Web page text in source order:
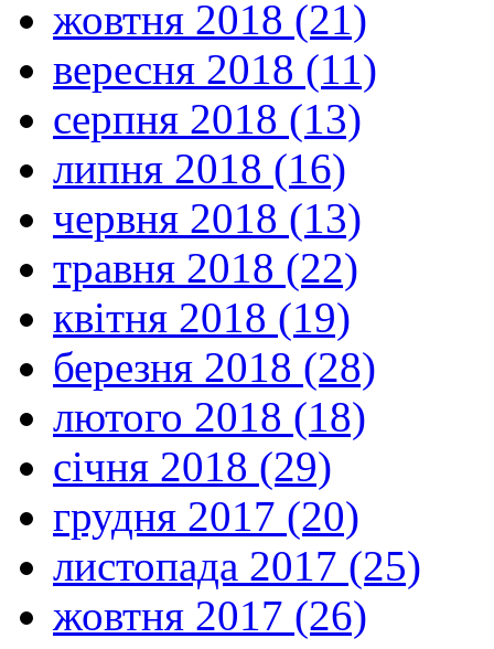
жовтня 2018 (21)
вересня 2018 (11)
серпня 2018 (13)
липня 2018 (16)
червня 2018 (13)
травня 2018 (22)
квітня 2018 (19)
березня 2018 (28)
лютого 2018 (18)
січня 2018 (29)
грудня 2017 (20)
листопада 2017 (25)
жовтня 2017 (26)